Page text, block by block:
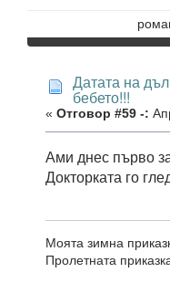
Датата на
бебето!!!
« Отговор #59 -:
Ами днес първо
Докторката го
Моята зимна
Пролетната